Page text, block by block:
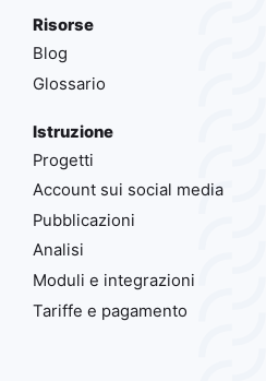
Risorse
Blog
Glossario
Istruzione
Progetti
Account sui social media
Pubblicazioni
Analisi
Moduli e integrazioni
Tariffe e pagamento